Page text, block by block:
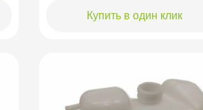
Купить в один клик